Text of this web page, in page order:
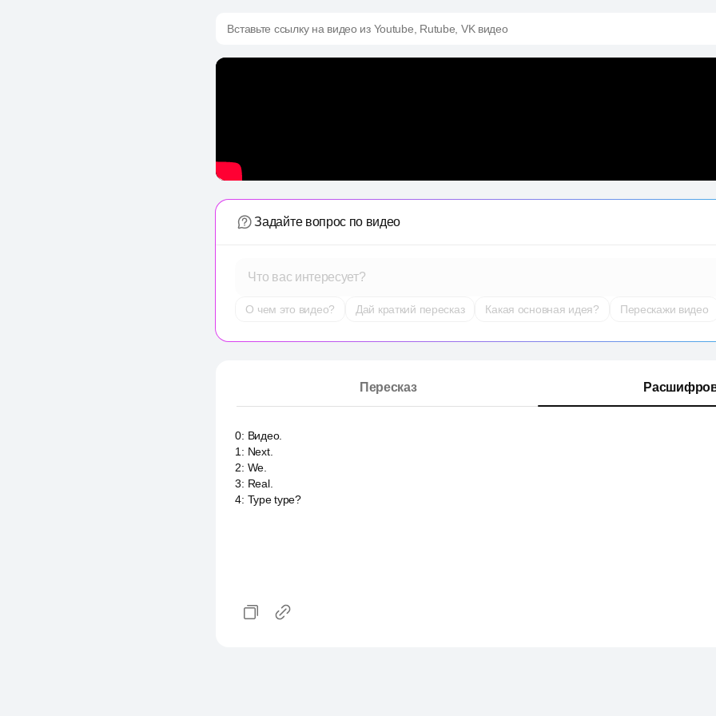
Вставьте ссылку на видео из Youtube, Rutube, VK видео
Задайте вопрос по видео
Что вас интересует?
О чем это видео? Дай краткий пересказ Какая основная идея? Перескажи видео
Пересказ
0: Видео.
1 : Next.
2: We.
3: Real.
4: Type type?